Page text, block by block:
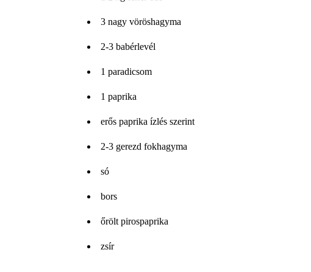
3 nagy vöröshagyma
2-3 babérlevél
1 paradicsom
1 paprika
erős paprika ízlés szerint
2-3 gerezd fokhagyma
só
bors
őrölt pirospaprika
zsír